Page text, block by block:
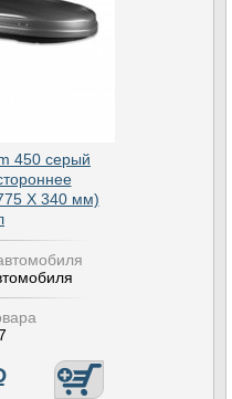
450 серый
Х 340 мм)